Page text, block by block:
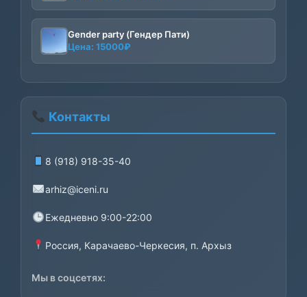
2000₽
–
Gender party (Гендер Пати)
Цена: 15000₽
Контакты
8 (918) 918-35-40
arhiz@iceni.ru
Ежедневно 9:00-22:00
Россия, Карачаево-Черкесия, п. Архыз
Мы в соцсетях: